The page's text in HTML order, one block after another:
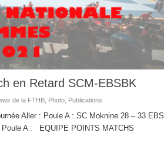
en Retard SCM-EBSBK
de la FTHB Photo Publications
Aller : Poule A : SC Moknine 28 – 33 EBS
A : EQUIPE POINTS MATCHS